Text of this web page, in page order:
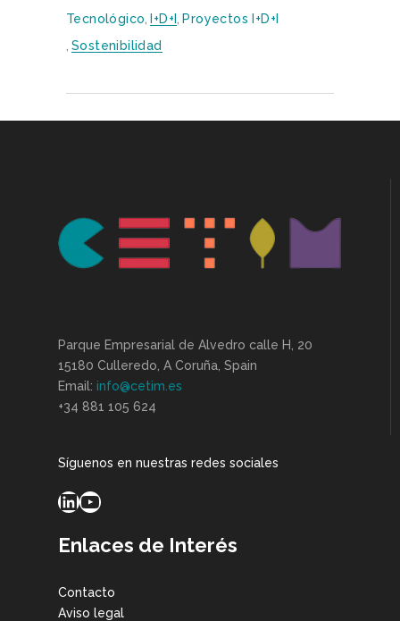
Tecnológico
I+D+i
Proyectos I+D+i
Sostenibilidad
Parque Empresarial de Alvedro calle H, 20
15180 Culleredo, A Coruña, Spain
Email: info@cetim.es
+34 881 105 624
Síguenos en nuestras redes sociales
LinkedIn
YouTube
Enlaces de Interés
Contacto
Aviso legal